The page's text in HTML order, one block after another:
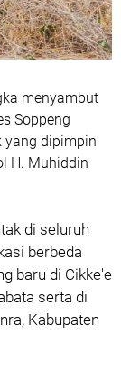
menyambut
Soppeng
yang dipimpin
H. Muhiddin
di seluruh
berbeda
baru di Cikke'e
serta di
Kabupaten